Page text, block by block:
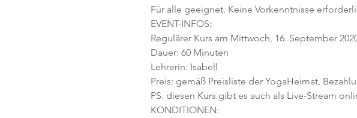
Für alle geeignet. Keine Vorkenntnisse
EVENT-INFOS:
Regulärer Kurs am Mittwoch, 16. September
Dauer: 60 Minuten
Lehrerin: Isabell
Preis: gemäß Preisliste der YogaHeimat,
PS. diesen Kurs gibt es auch als Live-Stream
KONDITIONEN: